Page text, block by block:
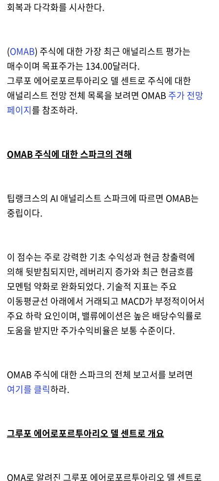
회복과 다각화를 시사한다.
(OMAB) 주식에 대한 가장 최근 애널리스트 평가는
매수이며 목표주가는 134.00달러다.
그루포 에어로포르투아리오 델 센트로 주식에 대한
애널리스트 전망 전체 목록을 보려면 OMAB 주가 전망
페이지를 참조하라.
OMAB 주식에 대한 스파크의 견해
팁랭크스의 AI 애널리스트 스파크에 따르면 OMAB는
중립이다.
이 점수는 주로 강력한 기초 수익성과 현금 창출력에
의해 뒷받침되지만, 레버리지 증가와 최근 현금흐름
모멘텀 약화로 완화되었다. 기술적 지표는 주요
이동평균선 아래에서 거래되고 MACD가 부정적이어서
주요 하락 요인이며, 밸류에이션은 높은 배당수익률로
도움을 받지만 주가수익비율은 보통 수준이다.
OMAB 주식에 대한 스파크의 전체 보고서를 보려면
여기를 클릭하라.
그루포 에어로포르투아리오 델 센트로 개요
OMA로 알려진 그루포 에어로포르투아리오 델 센트로